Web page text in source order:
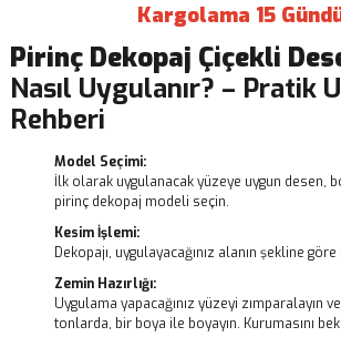
Kargolama 15
Pirinç Dekopaj Çiçekli
Nasıl Uygulanır? – Pratik
Rehberi
Model Seçimi:
İlk olarak uygulanacak yüzeye uygun desen,
pirinç dekopaj modeli seçin.
Kesim İşlemi:
Dekopajı, uygulayacağınız alanın şekline
Zemin Hazırlığı:
Uygulama yapacağınız yüzeyi zımparalayın
tonlarda, bir boya ile boyayın. Kurumasını